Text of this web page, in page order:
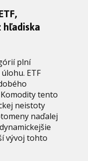
plní
ETF
tento
neistoty
naďalej
vývoj tohto